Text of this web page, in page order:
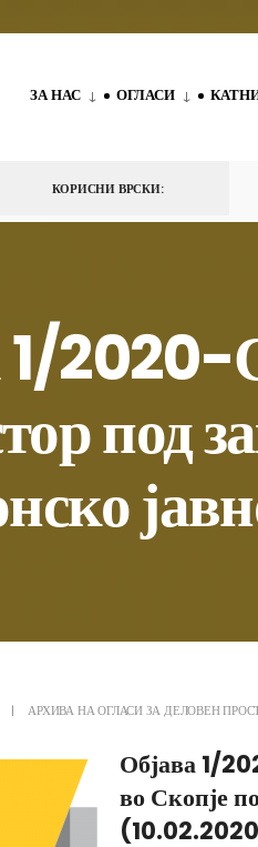
ЗА НАС ОГЛАСИ
КОРИСНИ ВРСКИ:
1/2020-
под
| АРХИВА НА ОГЛАСИ ЗА ДЕЛОВЕН
Објава 1/
во Скопје